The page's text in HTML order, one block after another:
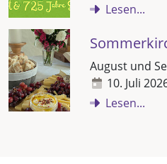
Lesen...
August und
10. Juli
Lesen...